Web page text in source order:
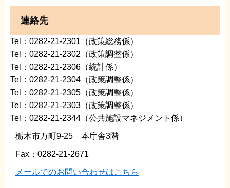
連絡先
Tel：0282-21-2301（政策総務係）
Tel：0282-21-2302（政策調整係）
Tel：0282-21-2306（統計係）
Tel：0282-21-2304（政策調整係）
Tel：0282-21-2305（政策調整係）
Tel：0282-21-2303（政策調整係）
Tel：0282-21-2344（公共施設マネジメント係）
栃木市万町9-25 本庁舎3階
Fax：0282-21-2671
メールでのお問い合わせはこちら